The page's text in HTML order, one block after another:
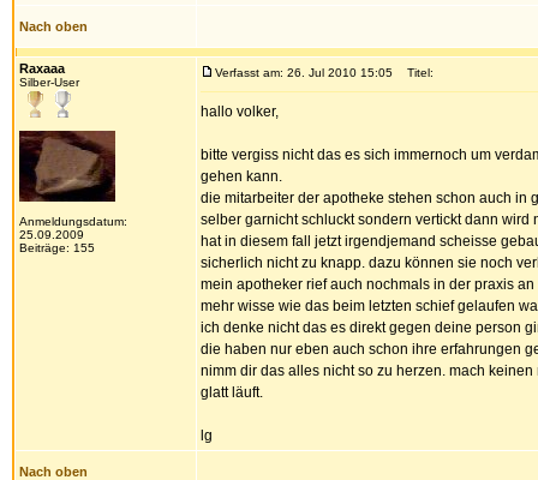
Nach oben
Raxaaa
Silber-User
Anmeldungsdatum:
25.09.2009
Beiträge: 155
Verfasst am: 26. Jul 2010 15:05 Titel:
hallo volker,
bitte vergiss nicht das es sich immernoch um
gehen kann.
die mitarbeiter der apotheke stehen schon auch in
selber garnicht schluckt sondern vertickt dann wird
hat in diesem fall jetzt irgendjemand scheisse
sicherlich nicht zu knapp. dazu können sie noch
mein apotheker rief auch nochmals in der praxis
mehr wisse wie das beim letzten schief gelaufen
ich denke nicht das es direkt gegen deine person
die haben nur eben auch schon ihre erfahrungen
nimm dir das alles nicht so zu herzen. mach
glatt läuft.
lg
Nach oben